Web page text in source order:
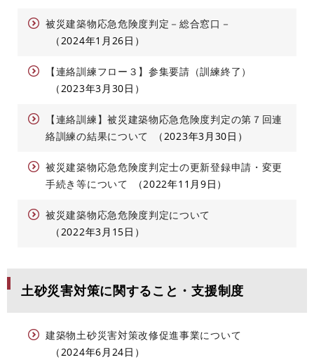
被災建築物応急危険度判定－総合窓口－
2024年1月26日
【連絡訓練フロー３】参集要請（訓練終了）
2023年3月30日
【連絡訓練】被災建築物応急危険度判定の第７回連
絡訓練の結果について
2023年3月30日
被災建築物応急危険度判定士の更新登録申請・変更
手続き等について
2022年11月9日
被災建築物応急危険度判定について
2022年3月15日
土砂災害対策に関すること・支援制度
建築物土砂災害対策改修促進事業について
2024年6月24日